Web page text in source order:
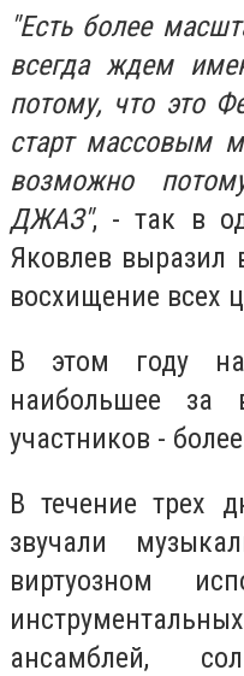
"Есть более
всегда ждем
потому, что это
старт массовым
возможно
ДЖАЗ", - так в
Яковлев выразил
восхищение всех
В этом году на
наибольшее за
участников -
В течение трех
звучали
виртуозном
ансамблей,